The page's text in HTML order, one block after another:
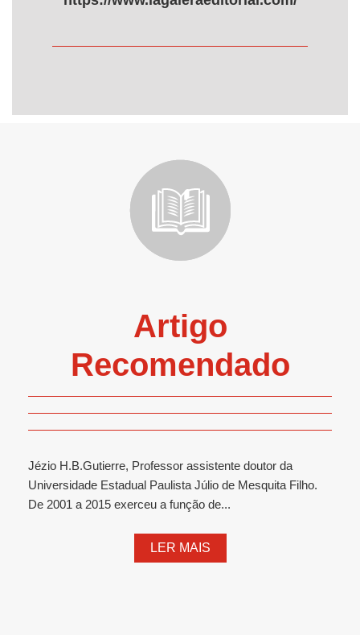
Artigo
Recomendado
Jézio H.B.Gutierre, Professor assistente doutor da
Universidade Estadual Paulista Júlio de Mesquita Filho.
De 2001 a 2015 exerceu a função de...
LER MAIS